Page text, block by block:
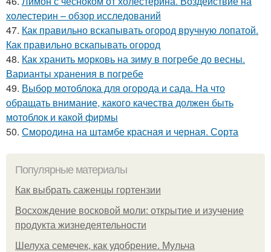
холестерин – обзор исследований
47. Как правильно вскапывать огород вручную лопатой.
Как правильно вскапывать огород
48. Как хранить морковь на зиму в погребе до весны.
Варианты хранения в погребе
49. Выбор мотоблока для огорода и сада. На что
обращать внимание, какого качества должен быть
мотоблок и какой фирмы
50. Смородина на штамбе красная и черная. Сорта
Популярные материалы
Как выбрать саженцы гортензии
Восхождение восковой моли: открытие и изучение
продукта жизнедеятельности
Шелуха семечек, как удобрение. Мульча